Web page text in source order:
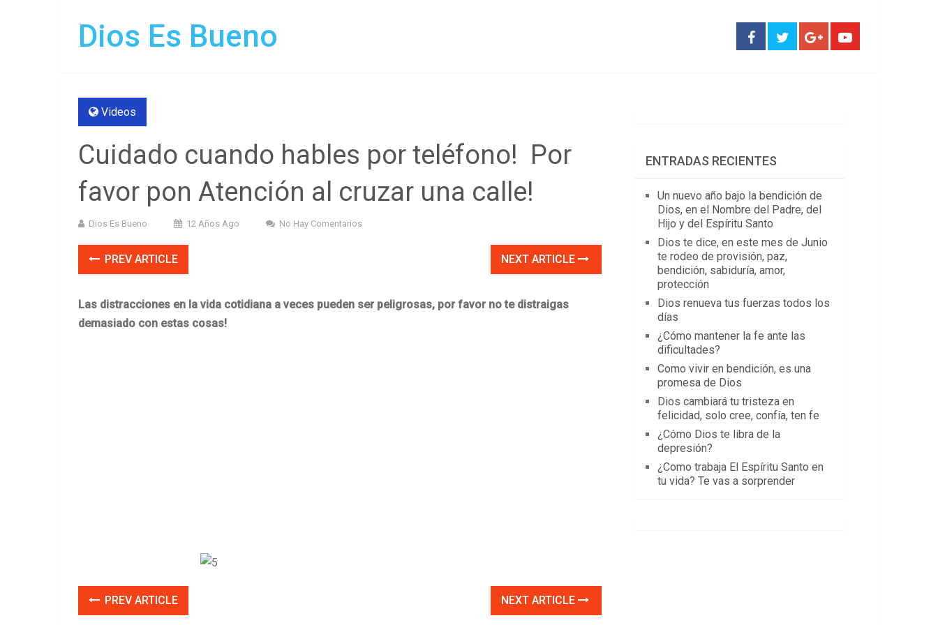
Dios Es Bueno
Videos
Cuidado cuando hables por teléfono! Por
favor pon Atención al cruzar una calle!
Dios Es Bueno 12 Años Ago No Hay Comentarios
PREV ARTICLE NEXT ARTICLE
Las distracciones en la vida cotidiana a veces pueden ser peligrosas, por favor no te distraigas
demasiado con estas cosas!
PREV ARTICLE NEXT ARTICLE
ENTRADAS RECIENTES
Un nuevo año bajo la bendición de
Dios, en el Nombre del Padre, del
Hijo y del Espíritu Santo
Dios te dice, en este mes de Junio
te rodeo de provisión, paz,
bendición, sabiduría, amor,
protección
Dios renueva tus fuerzas todos los
días
¿Cómo mantener la fe ante las
dificultades?
Como vivir en bendición, es una
promesa de Dios
Dios cambiará tu tristeza en
felicidad, solo cree, confía, ten fe
¿Cómo Dios te libra de la
depresión?
¿Como trabaja El Espíritu Santo en
tu vida? Te vas a sorprender